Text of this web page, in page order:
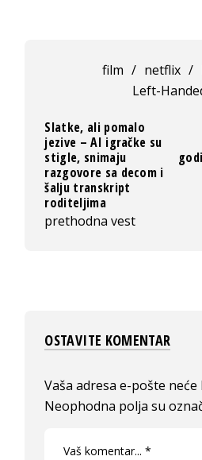
film / netflix /
Left-
Slatke, ali pomalo
jezive – AI igračke su
stigle, snimaju
razgovore sa decom i
šalju transkript
roditeljima
prethodna vest
OSTAVITE KOMENTAR
Vaša adresa e-pošte
Neophodna polja su